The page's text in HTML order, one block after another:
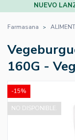
NUEVO
Farmasana
160G -
-15%
NO DISPONIBLE.